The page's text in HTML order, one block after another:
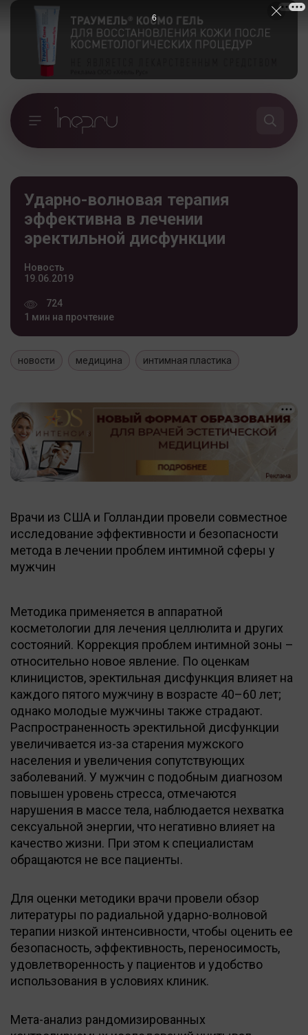
Ударно-волновая терапия
эффективна в лечении
эректильной дисфункции
Новость
19.06.2019
724
1 мин на прочтение
новости медицина интимная пластика
Врачи из США и Голландии провели совместное
исследование эффективности и безопасности
метода в лечении проблем интимной сферы у
мужчин
Методика применяется в аппаратной
косметологии для лечения целлюлита и других
состояний. Коррекция проблем интимной зоны –
относительно новое явление. По оценкам
клиницистов, эректильная дисфункция влияет на
каждого пятого мужчину в возрасте 40–60 лет;
однако молодые мужчины также страдают.
Распространенность эректильной дисфункции
увеличивается из-за старения мужского
населения и увеличения сопутствующих
заболеваний. У мужчин с подобным диагнозом
повышен уровень стресса, отмечаются
нарушения в массе тела, наблюдается нехватка
сексуальной энергии, что негативно влияет на
качество жизни. При этом к специалистам
обращаются не все пациенты.
Для оценки методики врачи провели обзор
литературы по радиальной ударно-волновой
терапии низкой интенсивности, чтобы оценить ее
безопасность, эффективность, переносимость,
удовлетворенность у пациентов и удобство
использования в условиях клиник.
Мета-анализ рандомизированных
5